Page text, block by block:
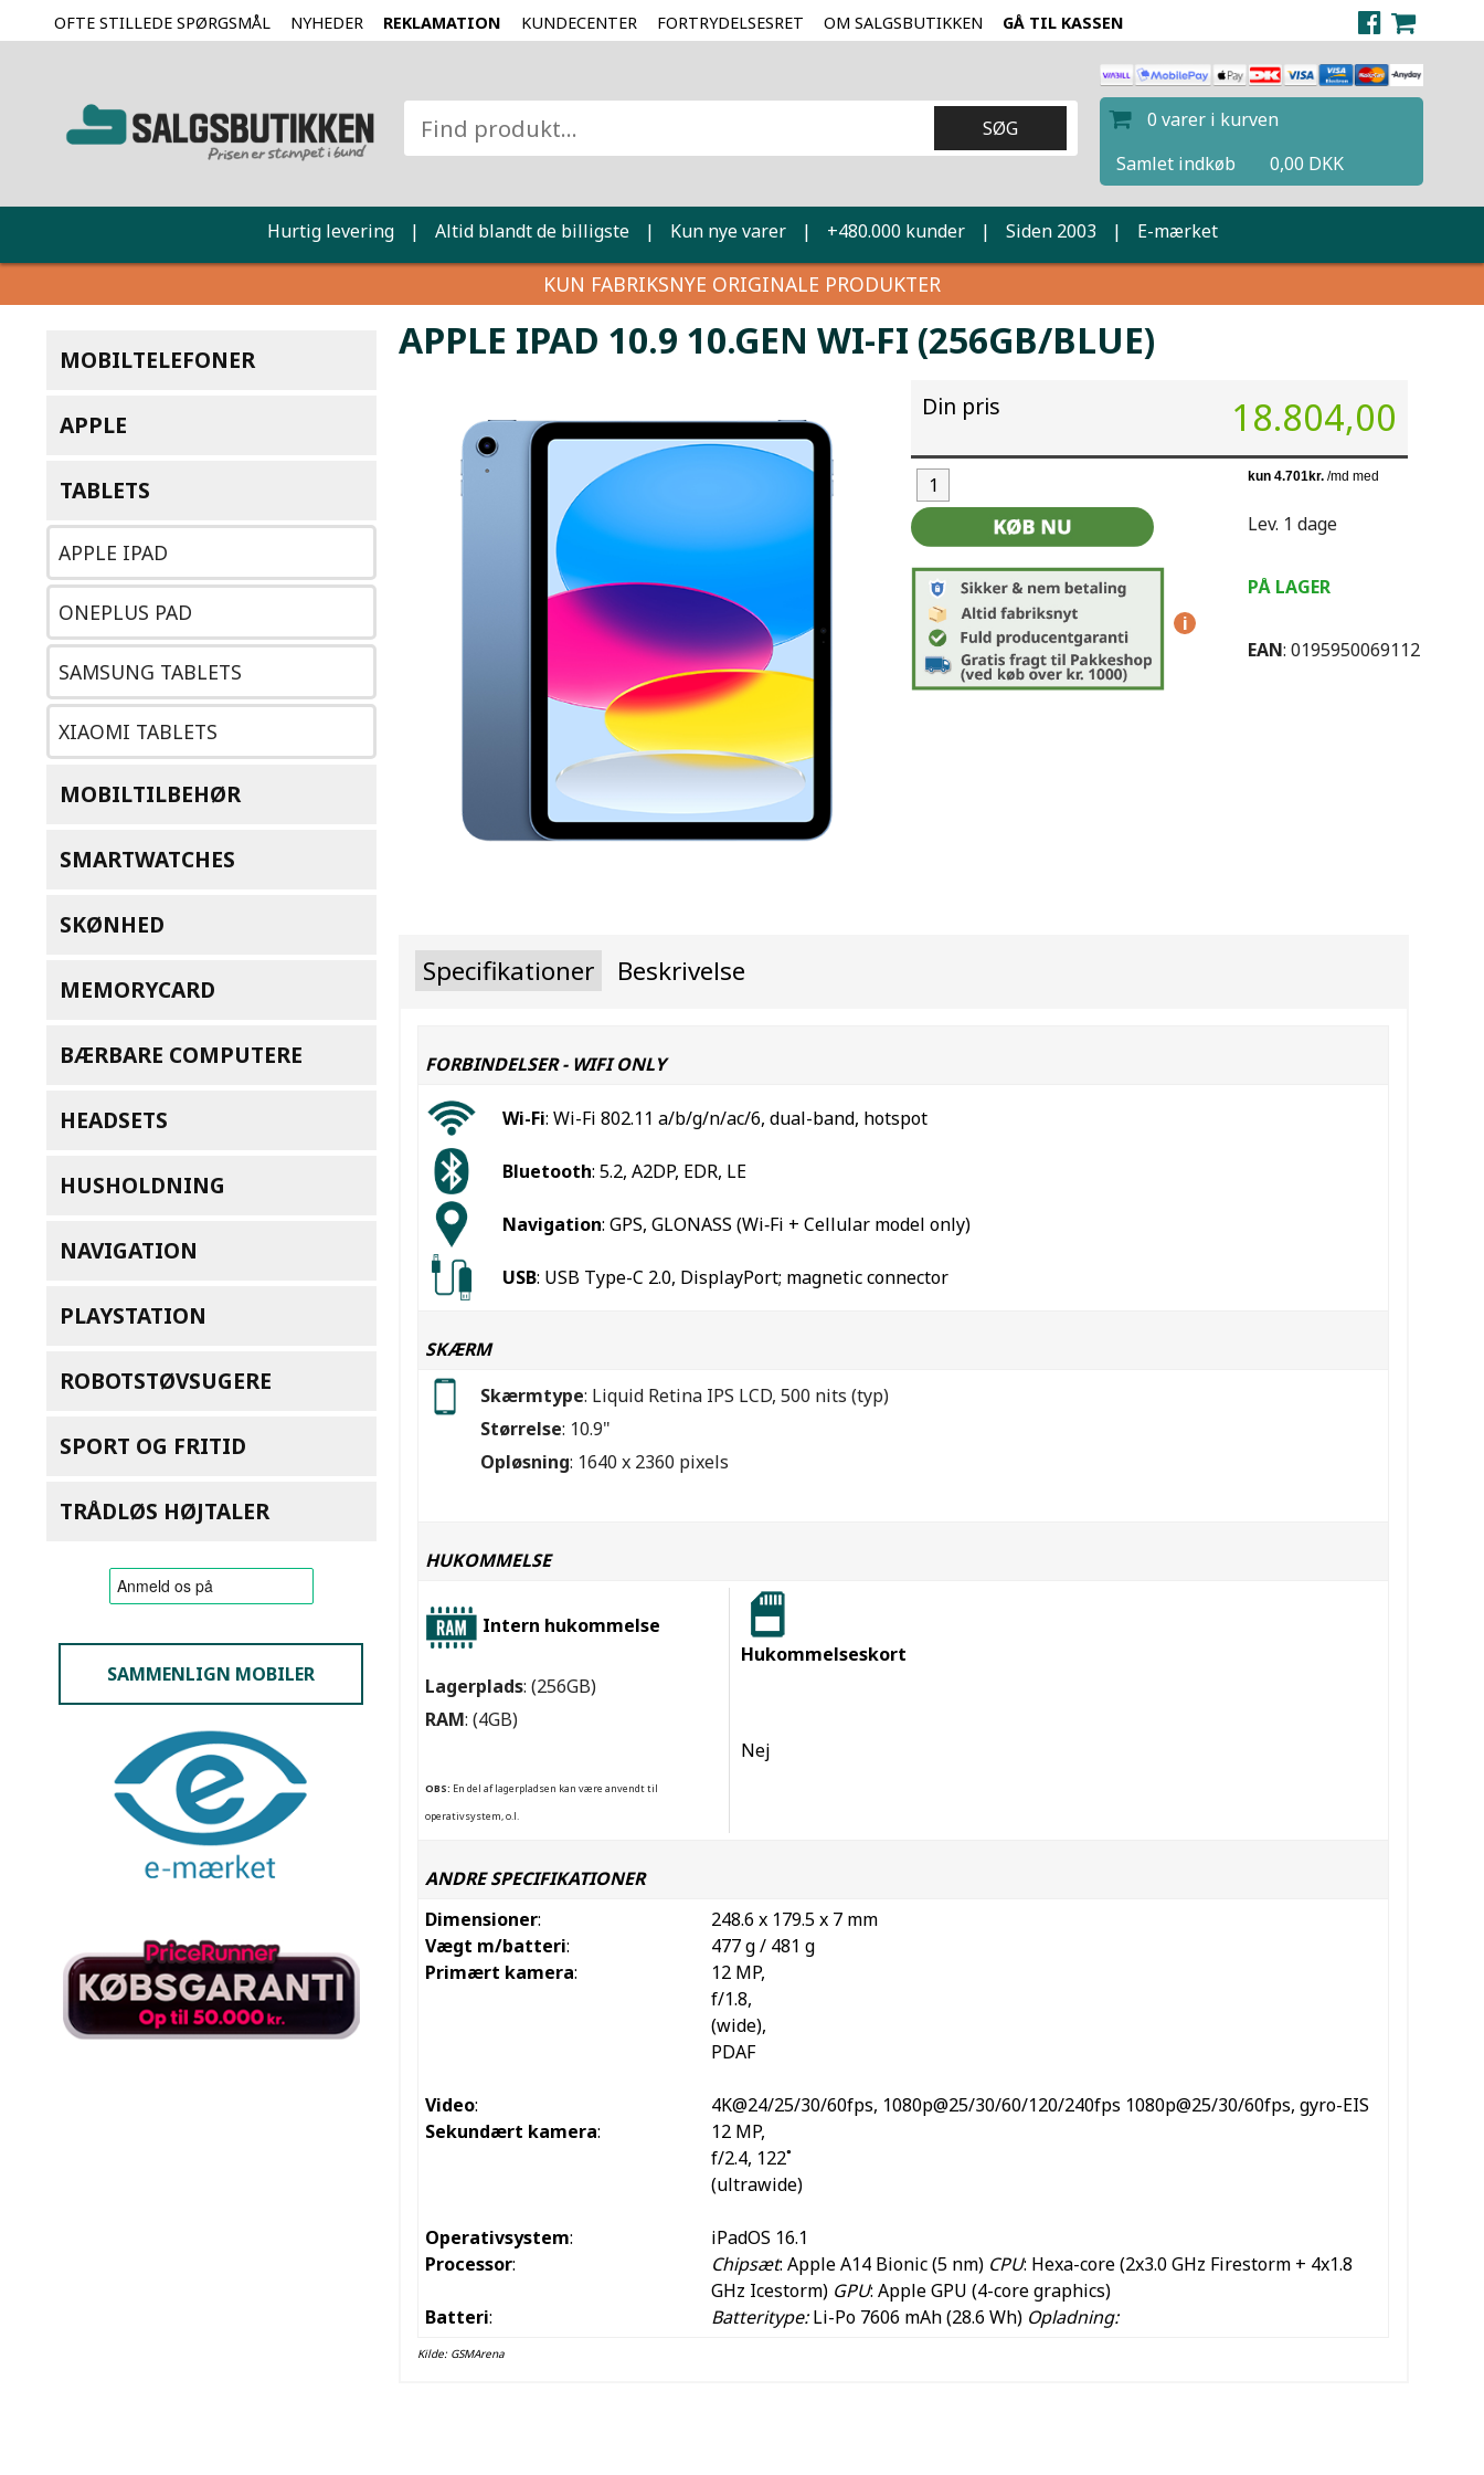
OFTE STILLEDE SPØRGSMÅL NYHEDER REKLAMATION KUNDECENTER FORTRYDELSESRET OM SALGSBUTIKKEN GÅ TIL KASSEN
0 varer i kurven
Samlet indkøb
0,00 DKK
Hurtig levering | Altid blandt de billigste | Kun nye varer | +480.000 kunder | Siden 2003 | E-mærket
KUN FABRIKSNYE ORIGINALE PRODUKTER
MOBILTELEFONER
APPLE
TABLETS
APPLE IPAD
ONEPLUS PAD
SAMSUNG TABLETS
XIAOMI TABLETS
MOBILTILBEHØR
SMARTWATCHES
SKØNHED
MEMORYCARD
BÆRBARE COMPUTERE
HEADSETS
HUSHOLDNING
NAVIGATION
PLAYSTATION
ROBOTSTØVSUGERE
SPORT OG FRITID
TRÅDLØS HØJTALER
SAMMENLIGN MOBILER
APPLE IPAD 10.9 10.GEN WI-FI (256GB/BLUE)
Din pris 18.804,00
i
Lev. 1 dage
PÅ LAGER
EAN: 0195950069112
Specifikationer Beskrivelse
FORBINDELSER - WIFI ONLY
Wi-Fi: Wi-Fi 802.11 a/b/g/n/ac/6, dual-band, hotspot
Bluetooth: 5.2, A2DP, EDR, LE
Navigation: GPS, GLONASS (Wi‑Fi + Cellular model only)
USB: USB Type-C 2.0, DisplayPort; magnetic connector
SKÆRM
Skærmtype: Liquid Retina IPS LCD, 500 nits (typ)
Størrelse: 10.9"
Opløsning: 1640 x 2360 pixels
HUKOMMELSE
Intern hukommelse
Hukommelseskort
Lagerplads: (256GB)
RAM: (4GB)
OBS: En del af lagerpladsen kan være anvendt til
operativsystem, o.l.
Nej
ANDRE SPECIFIKATIONER
Dimensioner:
248.6 x 179.5 x 7 mm
Vægt m/batteri:
477 g / 481 g
Primært kamera:
12 MP,
f/1.8,
(wide),
PDAF
Video:
4K@24/25/30/60fps, 1080p@25/30/60/120/240fps 1080p@25/30/60fps, gyro-EIS
Sekundært kamera:
12 MP,
f/2.4, 122˚
(ultrawide)
Operativsystem:
iPadOS 16.1
Processor: Chipsæt: Apple A14 Bionic (5 nm) CPU: Hexa-core (2x3.0 GHz Firestorm + 4x1.8
GHz Icestorm) GPU: Apple GPU (4-core graphics)
Batteri: Batteritype:Li-Po 7606 mAh (28.6 Wh) Opladning:
Kilde: GSMArena